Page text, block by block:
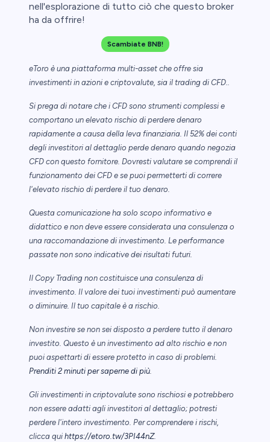
nell'esplorazione di tutto ciò che questo broker
ha da offrire!
Scambiate BNB!
eToro è una piattaforma multi-asset che offre sia
investimenti in azioni e criptovalute, sia il trading di CFD..
Si prega di notare che i CFD sono strumenti complessi e
comportano un elevato rischio di perdere denaro
rapidamente a causa della leva finanziaria. Il 52% dei conti
degli investitori al dettaglio perde denaro quando negozia
CFD con questo fornitore. Dovresti valutare se comprendi il
funzionamento dei CFD e se puoi permetterti di correre
l'elevato rischio di perdere il tuo denaro.
Questa comunicazione ha solo scopo informativo e
didattico e non deve essere considerata una consulenza o
una raccomandazione di investimento. Le performance
passate non sono indicative dei risultati futuri.
Il Copy Trading non costituisce una consulenza di
investimento. Il valore dei tuoi investimenti può aumentare
o diminuire. Il tuo capitale è a rischio.
Non investire se non sei disposto a perdere tutto il denaro
investito. Questo è un investimento ad alto rischio e non
puoi aspettarti di essere protetto in caso di problemi.
Prenditi 2 minuti per saperne di più.
Gli investimenti in criptovalute sono rischiosi e potrebbero
non essere adatti agli investitori al dettaglio; potresti
perdere l'intero investimento. Per comprendere i rischi,
clicca qui https://etoro.tw/3PI44nZ.